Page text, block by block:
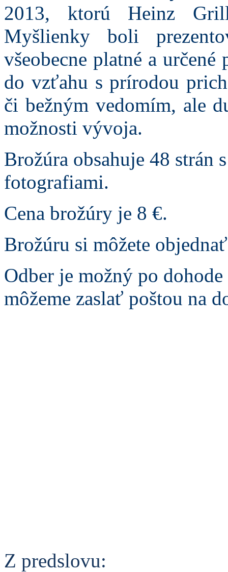
2013, ktorú Heinz
Myšlienky boli
všeobecne platné a
do vzťahu s prírodou
či bežným vedomím, ale
možnosti vývoja.
Brožúra obsahuje 48 strán
fotografiami.
Cena brožúry je 8 €.
Brožúru si môžete
Odber je možný po
môžeme zaslať poštou na
Z predslovu: